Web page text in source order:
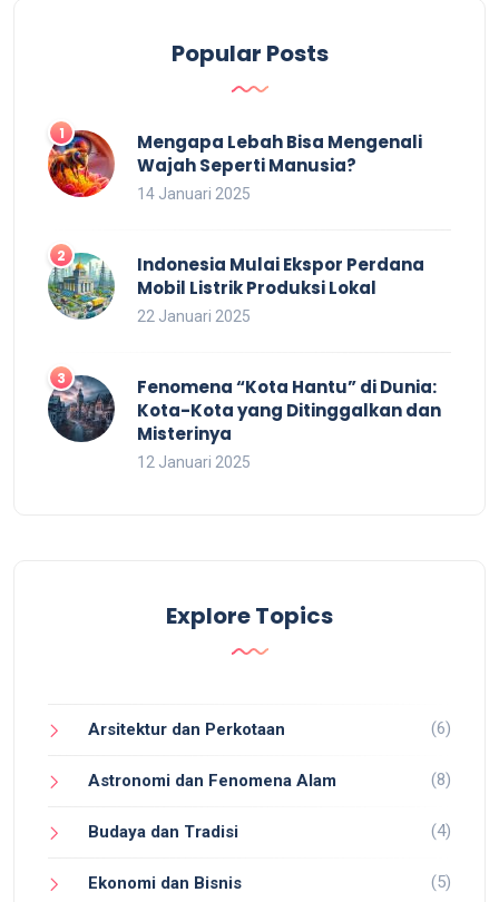
Popular Posts
Mengapa Lebah Bisa Mengenali
Wajah Seperti Manusia?
14 Januari 2025
Indonesia Mulai Ekspor Perdana
Mobil Listrik Produksi Lokal
22 Januari 2025
Fenomena “Kota Hantu” di Dunia:
Kota-Kota yang Ditinggalkan dan
Misterinya
12 Januari 2025
Explore Topics
Arsitektur dan Perkotaan (6)
Astronomi dan Fenomena Alam (8)
Budaya dan Tradisi (4)
Ekonomi dan Bisnis (5)